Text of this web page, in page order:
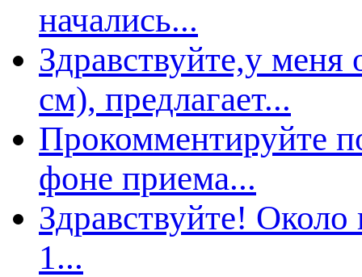
начались...
Здравствуйте,у
см), предлагает...
Прокомментируйте
фоне приема...
Здравствуйте!
1...